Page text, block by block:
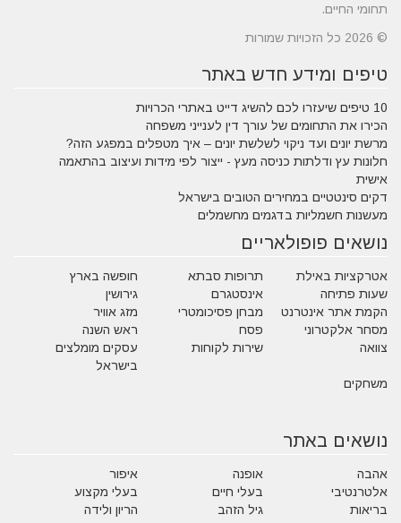
תחומי החיים.
© 2026 כל הזכויות שמורות
טיפים ומידע חדש באתר
10 טיפים שיעזרו לכם להשיג דייט באתרי הכרויות
הכירו את התחומים של עורך דין לענייני משפחה
מרשת יונים ועד ניקוי לשלשת יונים – איך מטפלים במפגע הזה?
חלונות עץ ודלתות כניסה מעץ - ייצור לפי מידות ועיצוב בהתאמה
אישית
דקים סינטטיים במחירים הטובים בישראל
מעשנות חשמליות בדגמים מחשמלים
נושאים פופולאריים
אטרקציות באילת תרופות סבתא
חופשה בארץ
שעות פתיחה
אינסטגרם
גירושין
הקמת אתר אינטרנט
מבחן פסיכומטרי
מזג אוויר
מסחר אלקטרוני
פסח
ראש השנה
צוואה
שירות לקוחות
עסקים מומלצים
בישראל
משחקים
נושאים באתר
אהבה אופנה
איפור
אלטרנטיבי
בעלי חיים
בעלי מקצוע
בריאות
גיל הזהב
הריון ולידה